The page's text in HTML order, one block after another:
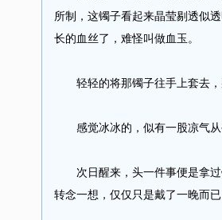
所制，这镯子看起来晶莹剔透似
长的血丝了，难怪叫做血玉。
轻轻的将那镯子往手上套去，
感觉冰冰的，似有一股凉气从
次日醒来，头一件事便是拿过
转念一想，仅仅只是戴了一晚而